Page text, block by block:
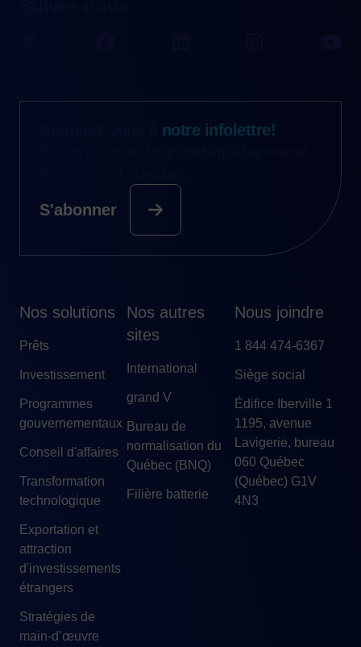
Nos solutions
Prêts
Investissement
Programmes
gouvernementaux
Conseil d'affaires
Transformation
technologique
Exportation et
attraction
d'investissements
étrangers
Stratégies de
main-d’œuvre
Nos autres
sites
International
grand V
Bureau de
normalisation du
Québec (BNQ)
Filière batterie
Nous joindre
1 844 474-6367
Siège social
Édifice Iberville 1
1195, avenue
Lavigerie, bureau
060 Québec
(Québec) G1V
4N3
notre infolettre!
S'abonner